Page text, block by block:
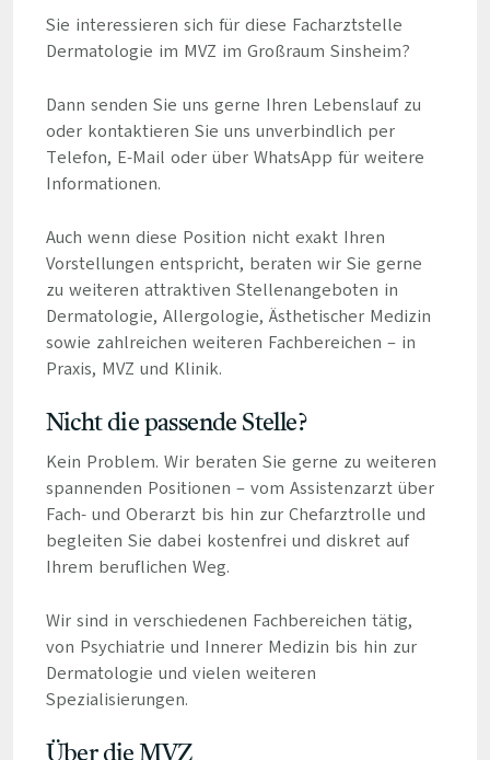
Sie interessieren sich für diese Facharztstelle
Dermatologie im MVZ im Großraum Sinsheim?
Dann senden Sie uns gerne Ihren Lebenslauf zu
oder kontaktieren Sie uns unverbindlich per
Telefon, E-Mail oder über WhatsApp für weitere
Informationen.
Auch wenn diese Position nicht exakt Ihren
Vorstellungen entspricht, beraten wir Sie gerne
zu weiteren attraktiven Stellenangeboten in
Dermatologie, Allergologie, Ästhetischer Medizin
sowie zahlreichen weiteren Fachbereichen – in
Praxis, MVZ und Klinik.
Nicht die passende Stelle?
Kein Problem. Wir beraten Sie gerne zu weiteren
spannenden Positionen – vom Assistenzarzt über
Fach- und Oberarzt bis hin zur Chefarztrolle und
begleiten Sie dabei kostenfrei und diskret auf
Ihrem beruflichen Weg.
Wir sind in verschiedenen Fachbereichen tätig,
von Psychiatrie und Innerer Medizin bis hin zur
Dermatologie und vielen weiteren
Spezialisierungen.
Über die MVZ